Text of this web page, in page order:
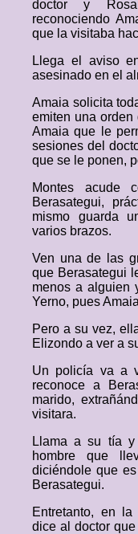
doctor y
reconociendo
que la visitaba
Llega el aviso
asesinado en el
Amaia solicita
emiten una
Amaia que le
sesiones del
que se le ponen,
Montes acude
Berasategui,
mismo guarda
varios brazos.
Ven una de las
que Berasategui
menos a alguien
Yerno, pues
Pero a su vez,
Elizondo a ver a
Un policía va a
reconoce a
marido,
visitara.
Llama a su tía
hombre que
diciéndole que
Berasategui.
Entretanto, en
dice al doctor